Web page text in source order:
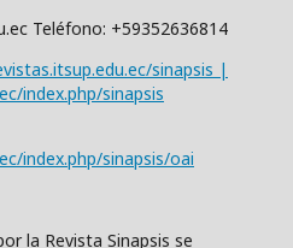
Teléfono: +59352636814
sinapsis |
index.php/sinapsis
index.php/sinapsis/oai
la Revista Sinapsis se